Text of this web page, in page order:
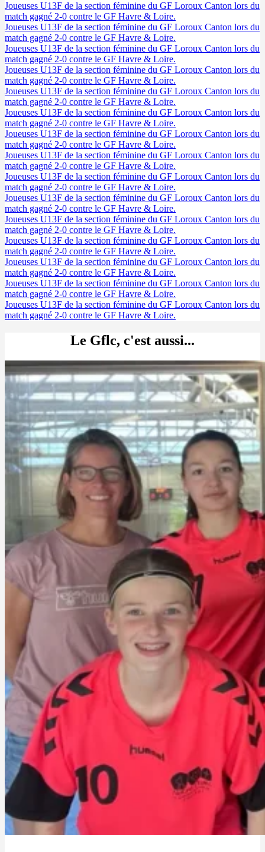
Joueuses U13F de la section féminine du GF Loroux Canton lors du
match gagné 2-0 contre le GF Havre & Loire.
Joueuses U13F de la section féminine du GF Loroux Canton lors du
match gagné 2-0 contre le GF Havre & Loire.
Joueuses U13F de la section féminine du GF Loroux Canton lors du
match gagné 2-0 contre le GF Havre & Loire.
Joueuses U13F de la section féminine du GF Loroux Canton lors du
match gagné 2-0 contre le GF Havre & Loire.
Joueuses U13F de la section féminine du GF Loroux Canton lors du
match gagné 2-0 contre le GF Havre & Loire.
Joueuses U13F de la section féminine du GF Loroux Canton lors du
match gagné 2-0 contre le GF Havre & Loire.
Joueuses U13F de la section féminine du GF Loroux Canton lors du
match gagné 2-0 contre le GF Havre & Loire.
Joueuses U13F de la section féminine du GF Loroux Canton lors du
match gagné 2-0 contre le GF Havre & Loire.
Joueuses U13F de la section féminine du GF Loroux Canton lors du
match gagné 2-0 contre le GF Havre & Loire.
Joueuses U13F de la section féminine du GF Loroux Canton lors du
match gagné 2-0 contre le GF Havre & Loire.
Joueuses U13F de la section féminine du GF Loroux Canton lors du
match gagné 2-0 contre le GF Havre & Loire.
Joueuses U13F de la section féminine du GF Loroux Canton lors du
match gagné 2-0 contre le GF Havre & Loire.
Joueuses U13F de la section féminine du GF Loroux Canton lors du
match gagné 2-0 contre le GF Havre & Loire.
Joueuses U13F de la section féminine du GF Loroux Canton lors du
match gagné 2-0 contre le GF Havre & Loire.
Joueuses U13F de la section féminine du GF Loroux Canton lors du
match gagné 2-0 contre le GF Havre & Loire.
Le Gflc, c'est aussi...